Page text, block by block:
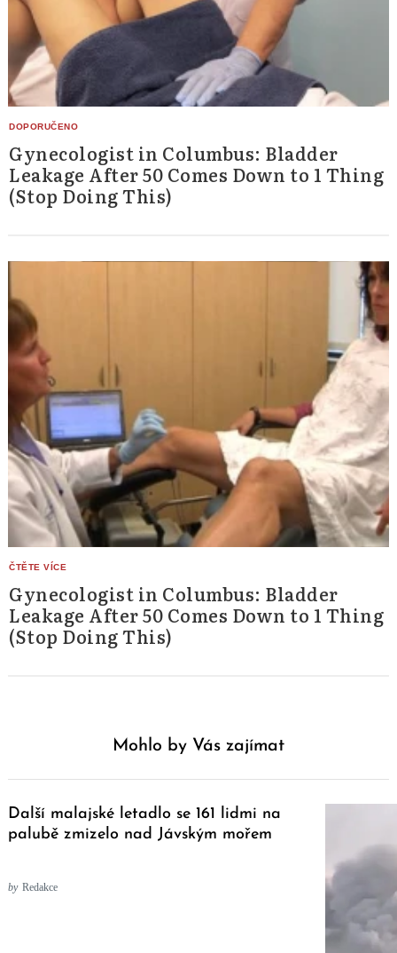
Gynecologist in Columbus: Bladder
Leakage After 50 Comes Down to 1 Thing
(Stop Doing This)
Gynecologist in Columbus: Bladder
Leakage After 50 Comes Down to 1 Thing
(Stop Doing This)
Mohlo by Vás zajímat
Další malajské letadlo se 161 lidmi na
palubě zmizelo nad Jávským mořem
by Redakce